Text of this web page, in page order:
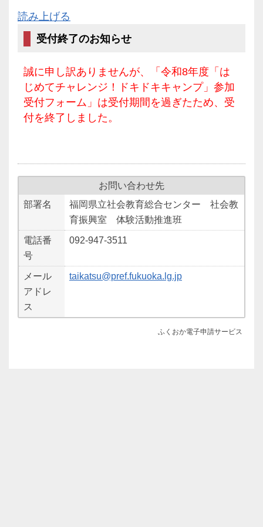
読み上げる
受付終了のお知らせ
誠に申し訳ありませんが、「令和8年度「は
じめてチャレンジ！ドキドキキャンプ」参加
受付フォーム」は受付期間を過ぎたため、受
付を終了しました。
お問い合わせ先
部署名
福岡県立社会教育総合センター 社会教
育振興室 体験活動推進班
電話番
号
092-947-3511
メール
アドレ
ス
taikatsu@pref.fukuoka.lg.jp
ふくおか電子申請サービス